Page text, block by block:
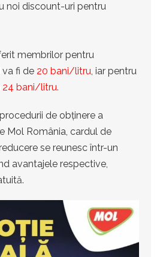
noi discount-uri pentru
membrilor pentru
va fi de 20 bani/litru, iar pentru
24 bani/litru.
de obținere a
Mol România, cardul de
se reunesc într-un
avantajele respective,